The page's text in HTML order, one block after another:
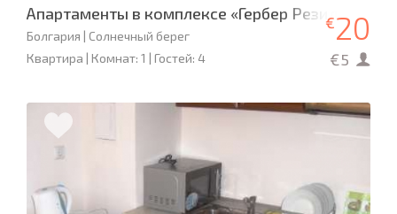
Апартаменты в комплексе «Гербер Резиденс»
Болгария | Солнечный берег
Квартира | Комнат: 1 | Гостей: 4
€20
€5